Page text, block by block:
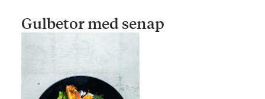
Gulbetor med senap